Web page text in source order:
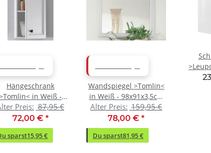
Hängeschrank
in Weiß -
(BxHxT)
Preis: 87,95 €
72,00 € *
sparst15,95 €
Wandspiegel >Tomlin<
in Weiß - 98x91x3,5cm
(BxHxT)
Alter Preis: 159,95 €
78,00 € *
Du sparst81,95 €